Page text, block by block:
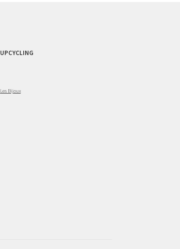
UPCYCLING
Les Bijoux